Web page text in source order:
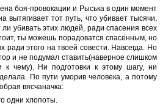
боя-провокации и Рыська в один момент
вытягивает тот путь, что убивает тысячи,
убивать этих людей, ради спасения всех
ты можешь порадоватся спасённым, но
ради этого на твоей совести. Навсегда. Но
и не подумал ставить(наверное слишком
чему). Ни подготовки к этому шагу, ни
По пути уморив человека, а потому
вясчаначка:
одни хлопоты.